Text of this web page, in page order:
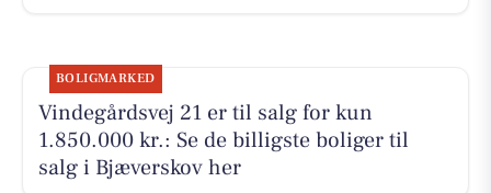
BOLIGMARKED
Vindegårdsvej 21 er til salg for kun
1.850.000 kr.: Se de billigste boliger til
salg i Bjæverskov her